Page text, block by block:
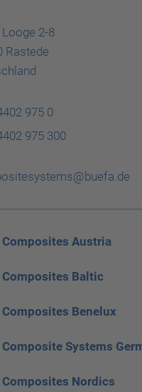
2-8
Rastede
975 0
975 300
Composites Austria
Composites Baltic
Composites Benelux
Composite Systems
Composites Nordics